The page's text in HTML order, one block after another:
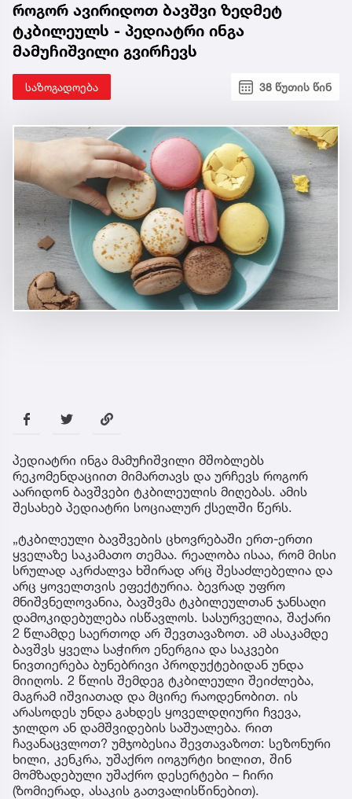
როგორ ავირიდოთ ბავშვი ზედმეტ
ტკბილეულს - პედიატრი ინგა
მამუჩიშვილი გვირჩევს
საზოგადოება 38 წუთის წინ
პედიატრი ინგა მამუჩიშვილი მშობლებს
რეკომენდაციით მიმართავს და ურჩევს როგორ
აარიდონ ბავშვები ტკბილეულის მიღებას. ამის
შესახებ პედიატრი სოციალურ ქსელში წერს.
„ტკბილეული ბავშვების ცხოვრებაში ერთ-ერთი
ყველაზე საკამათო თემაა. რეალობა ისაა, რომ მისი
სრულად აკრძალვა ხშირად არც შესაძლებელია და
არც ყოველთვის ეფექტურია. ბევრად უფრო
მნიშვნელოვანია, ბავშვმა ტკბილეულთან ჯანსაღი
დამოკიდებულება ისწავლოს. სასურველია, შაქარი
2 წლამდე საერთოდ არ შევთავაზოთ. ამ ასაკამდე
ბავშვს ყველა საჭირო ენერგია და საკვები
ნივთიერება ბუნებრივი პროდუქტებიდან უნდა
მიიღოს. 2 წლის შემდეგ ტკბილეული შეიძლება,
მაგრამ იშვიათად და მცირე რაოდენობით. ის
არასოდეს უნდა გახდეს ყოველდღიური ჩვევა,
ჯილდო ან დამშვიდების საშუალება. რით
ჩავანაცვლოთ? უმჯობესია შევთავაზოთ: სეზონური
ხილი, კენკრა, უშაქრო იოგურტი ხილით, შინ
მომზადებული უშაქრო დესერტები – ჩირი
(ზომიერად, ასაკის გათვალისწინებით).